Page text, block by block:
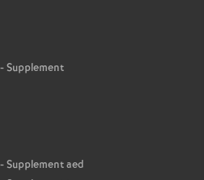
Supplement
Supplement aed